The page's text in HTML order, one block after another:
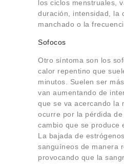
los ciclos menstruales,
duración, intensidad, la
manchado o la
Sofocos
Otro síntoma son los
calor repentino que
minutos. Suelen ser
van aumentando de
que se va acercando la
ocurre por la pérdida
cambio que se produce
La bajada de
sanguíneos de manera
provocando que la